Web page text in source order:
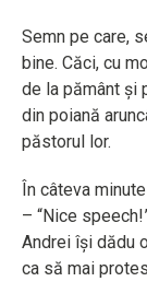
Semn pe care,
bine. Căci, cu
de la pământ și
din poiană
păstorul lor.
În câteva
– “Nice
Andrei își dădu
ca să mai